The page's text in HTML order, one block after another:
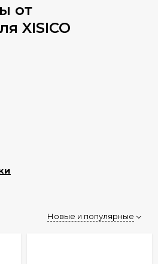
от
XISICO
Новые и популярные